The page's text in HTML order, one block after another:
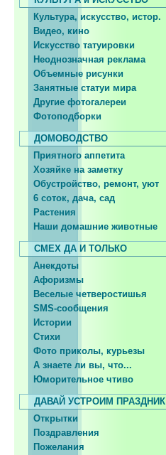
Культура, искусство, истор.
Видео, кино
Искусство татуировки
Неоднозначная реклама
Объемные рисунки
Занятные статуи мира
Другие фотогалереи
Фотоподборки
ДОМОВОДСТВО
Приятного аппетита
Хозяйке на заметку
Обустройство, ремонт, уют
6 соток, дача, сад
Растения
Наши домашние животные
СМЕХ ДА И ТОЛЬКО
Анекдоты
Афоризмы
Веселые четверостишья
SMS-сообщения
Истории
Стихи
Фото приколы, курьезы
А знаете ли вы, что...
Юморительное чтиво
ДАВАЙ УСТРОИМ ПРАЗДНИК
Открытки
Поздравления
Пожелания